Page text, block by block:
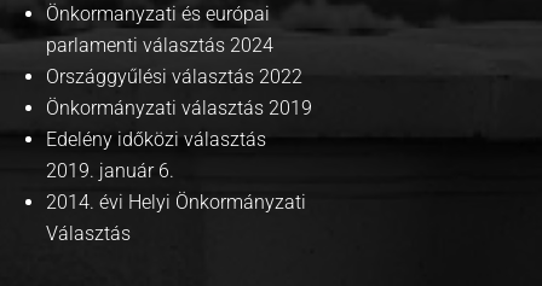
Önkormanyzati és európai
parlamenti választás 2024
Országgyűlési választás 2022
Önkormányzati választás 2019
Edelény időközi választás
2019. január 6.
2014. évi Helyi Önkormányzati
Választás